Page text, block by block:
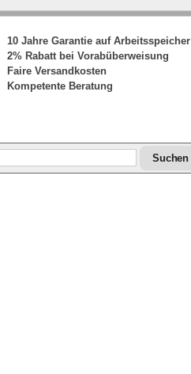
10 Jahre Garantie auf Arbeitsspeicher
2% Rabatt bei Vorabüberweisung
Faire Versandkosten
Kompetente Beratung